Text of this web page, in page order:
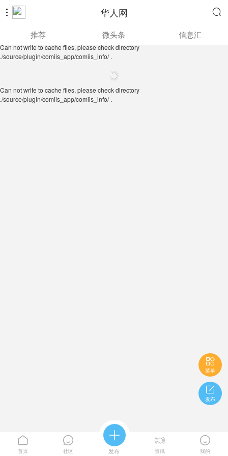
 华人网 
./source/plugin/comiis_app/comiis_info/ .
推荐 微头条 信息汇
Can not write to cache files, please check directory
./source/plugin/comiis_app/comiis_info/ .

菜单

发布

首页

社区

发布

资讯

我的
Can not write to cache files, please check directory
./source/plugin/comiis_app/comiis_info/ .